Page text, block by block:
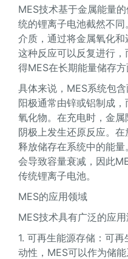
MES技术基于金属能量
统的锂离子电池截然不
介质，通过将金属氧化和
这种反应可以反复进行
得MES在长期能量储存方
具体来说，MES系统包
阳极通常由锌或铝制成
氧化物。在充电时，金
阴极上发生还原反应。在
释放储存在系统中的能
会导致容量衰减，因此
传统锂离子电池。
MES的应用领域
MES技术具有广泛的应
1. 可再生能源存储：可
动性，MES可以作为储